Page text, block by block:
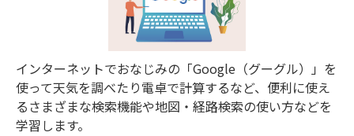
インターネットでおなじみの「Google（グーグル）」を
使って天気を調べたり電卓で計算するなど、便利に使え
るさまざまな検索機能や地図・経路検索の使い方などを
学習します。